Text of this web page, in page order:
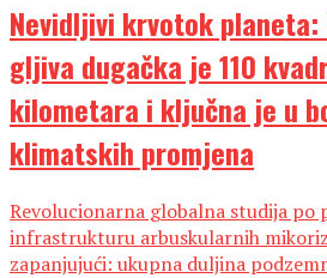
Nevidljivi krvotok planeta:
gljiva dugačka je 110
kilometara i ključna je u
klimatskih promjena
Revolucionarna globalna studija po
infrastrukturu arbuskularnih
zapanjujući: ukupna duljina